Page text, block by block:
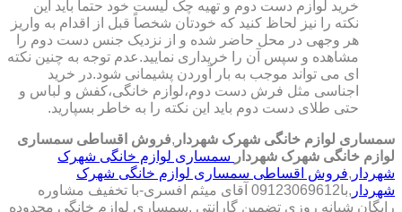
خرید لوازم دست دوم و تهیه چک لیست خود حتماً باید این
نکته را نیز لحاظ کنید که خودتان شخصاً قبل از اقدام به واریز
هر وجهی در محل حاضر شده و از نزدیک جنس دست دوم را
مشاهده و سپس آن را خریداری نمایید.عدم توجه به چنین نکته
ای می تواند موجب به بار آوردن پشیمانی شود.در خرید
اجناسی مثل فرش دست دوم،لوازم خانگی،کفش و لباس و
حتی طلای دست دوم باید این نکته را به خاطر بسپارید.
سمساری لوازم خانگی شهرک شهردار ,فروش اقساطی سمساری
لوازم خانگی شهرک شهردار سمساری لوازم خانگی شهرک
شهردار ,فروش اقساطی سمساری لوازم خانگی شهرک
شهردار ,با
09123069612 آقای میثم افسری-با تخفیف مشاوره
رایگان شبانه روزی تضمین گارانتی ,سمساری لوازم خانگی محدوده